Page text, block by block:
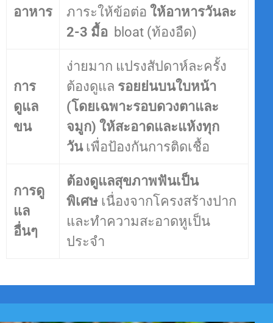
อาหาร
ภาระให้ข้อต่อ ให้อาหารวันละ
2-3 มื้อ bloat (ท้องอืด)
การ
ดูแล
ขน
ง่ายมาก แปรงสัปดาห์ละครั้ง
ต้องดูแล รอยย่นบนใบหน้า
(โดยเฉพาะรอบดวงตาและ
จมูก) ให้สะอาดและแห้งทุก
วันเพื่อป้องกันการติดเชื้อ
การดู
แล
อื่นๆ
ต้องดูแลสุขภาพฟันเป็น
พิเศษ เนื่องจากโครงสร้างปาก
และทำความสะอาดหูเป็น
ประจำ